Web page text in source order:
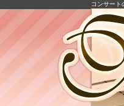
コンサート